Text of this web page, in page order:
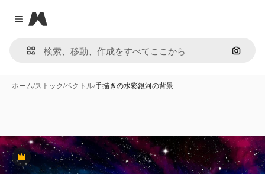
Close menu
Magnific
画像で
ホーム/ストック/ベクトル/手描きの水彩銀河の背景
Premium